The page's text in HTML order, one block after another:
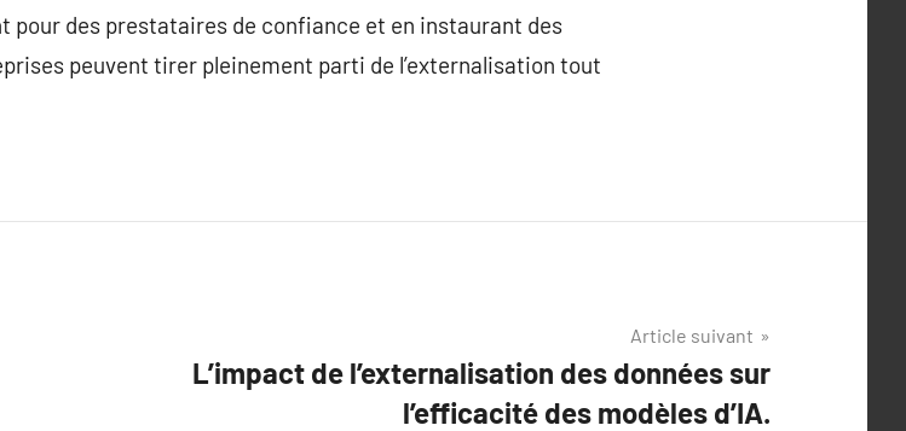
pour des prestataires de confiance et en instaurant des
peuvent tirer pleinement parti de l’externalisation tout
Article suivant
L’impact de l’externalisation des données sur
l’efficacité des modèles d’IA.